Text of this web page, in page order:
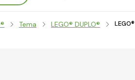
Tema LEGO® DUPLO®